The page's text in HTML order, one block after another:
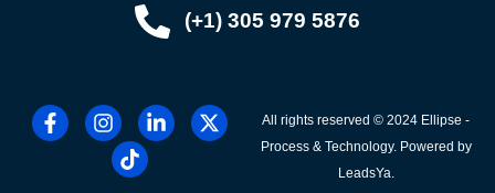
(+1) 305 979 5876
All rights reserved © 2024 Ellipse -
Process & Technology. Powered by
LeadsYa.